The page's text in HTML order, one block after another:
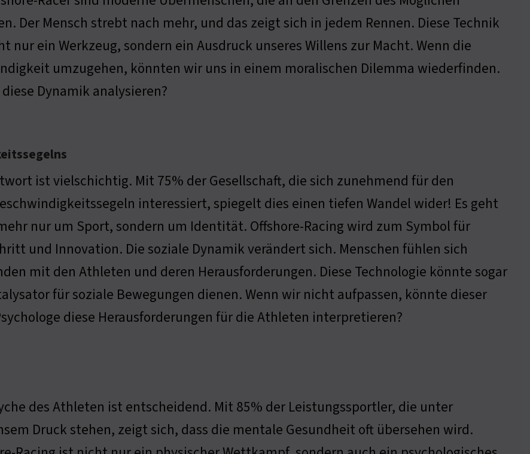
Der Mensch strebt nach mehr, und das zeigt sich in jedem Rennen. Diese Technik
nur ein Werkzeug, sondern ein Ausdruck unseres Willens zur Macht. Wenn die
umzugehen, könnten wir uns in einem moralischen Dilemma wiederfinden.
Dynamik analysieren?
ist vielschichtig. Mit 75% der Gesellschaft, die sich zunehmend für den
interessiert, spiegelt dies einen tiefen Wandel wider! Es geht
nur um Sport, sondern um Identität. Offshore-Racing wird zum Symbol für
und Innovation. Die soziale Dynamik verändert sich. Menschen fühlen sich
mit den Athleten und deren Herausforderungen. Diese Technologie könnte sogar
für soziale Bewegungen dienen. Wenn wir nicht aufpassen, könnte dieser
diese Herausforderungen für die Athleten interpretieren?
des Athleten ist entscheidend. Mit 85% der Leistungssportler, die unter
Druck stehen, zeigt sich, dass die mentale Gesundheit oft übersehen wird.